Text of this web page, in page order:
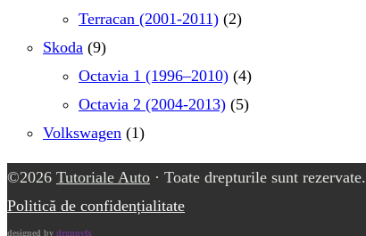
Terracan (2001-2011) (2)
Skoda (9)
Octavia 1 (1996–2010) (4)
Octavia 2 (2004-2013) (5)
Volkswagen (1)
©2026 Tutoriale Auto · Toate drepturile sunt rezervate.
Politică de confidențialitate
designed by drgnnvfx